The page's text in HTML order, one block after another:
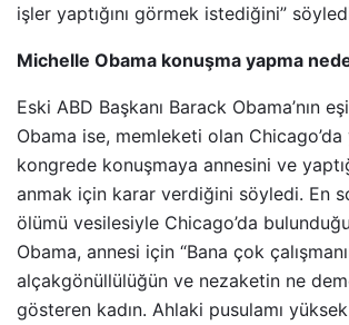
işler yaptığını görmek istediğini”
Michelle Obama konuşma yapma
Eski ABD Başkanı Barack Obama’nın
Obama ise, memleketi olan Chicago’da
kongrede konuşmaya annesini ve
anmak için karar verdiğini söyledi. En
ölümü vesilesiyle Chicago’da
Obama, annesi için “Bana çok
alçakgönüllülüğün ve nezaketin ne
gösteren kadın. Ahlaki pusulamı